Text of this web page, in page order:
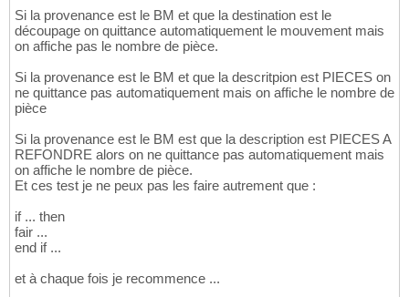
Si la provenance est le BM et que la destination est le
découpage on quittance automatiquement le mouvement mais
on affiche pas le nombre de pièce.
Si la provenance est le BM et que la descritpion est PIECES on
ne quittance pas automatiquement mais on affiche le nombre de
pièce
Si la provenance est le BM est que la description est PIECES A
REFONDRE alors on ne quittance pas automatiquement mais
on affiche le nombre de pièce.
Et ces test je ne peux pas les faire autrement que :
if ... then
fair ...
end if ...
et à chaque fois je recommence ...